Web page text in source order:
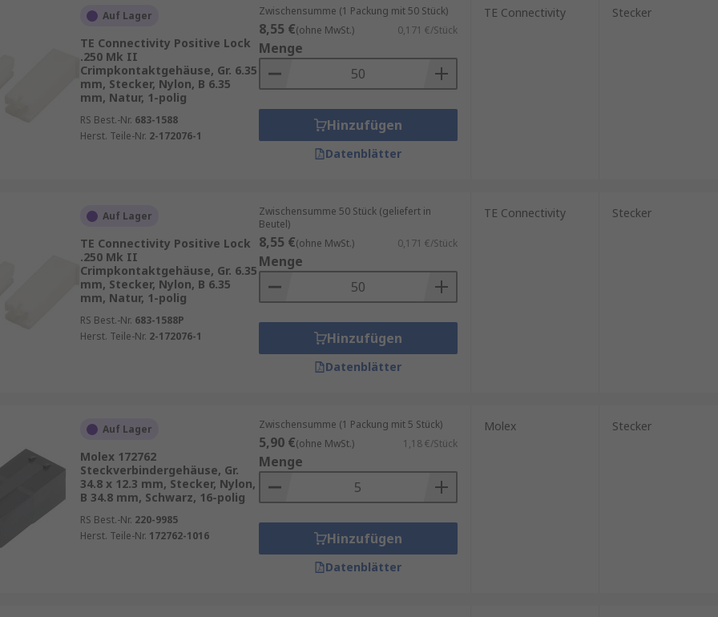
Schaltschränken.
Kontaktdichte.
folgende Kriterien entscheidend:
Metall für erhöhte Anforderungen.
und Kabeln.
oder andere Sicherheitsstandards.
Auf Lager
TE Connectivity Positive Lock
.250 Mk II
Crimpkontaktgehäuse, Gr. 6.35
mm, Stecker, Nylon, B 6.35
mm, Natur, 1-polig
RS Best.-Nr. 683-1588
Herst. Teile-Nr. 2-172076-1
Zwischensumme (1 Packung mit 50 Stück)
8,55 €(ohne MwSt.) 0,171 €/Stück
Menge
Hinzufügen
Datenblätter
TE Connectivity Stecker
Auf Lager
TE Connectivity Positive Lock
.250 Mk II
Crimpkontaktgehäuse, Gr. 6.35
mm, Stecker, Nylon, B 6.35
mm, Natur, 1-polig
RS Best.-Nr. 683-1588P
Herst. Teile-Nr. 2-172076-1
Zwischensumme 50 Stück (geliefert in
Beutel)
8,55 €(ohne MwSt.) 0,171 €/Stück
Menge
Hinzufügen
Datenblätter
TE Connectivity Stecker
Auf Lager
Molex 172762
Steckverbindergehäuse, Gr.
34.8 x 12.3 mm, Stecker, Nylon,
B 34.8 mm, Schwarz, 16-polig
RS Best.-Nr. 220-9985
Herst. Teile-Nr. 172762-1016
Zwischensumme (1 Packung mit 5 Stück)
5,90 €(ohne MwSt.) 1,18 €/Stück
Menge
Hinzufügen
Datenblätter
Molex Stecker